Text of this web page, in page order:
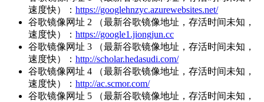
速度快）： https://googlehnzyc.azurewebsites.net/
谷歌镜像网址 2 （最新谷歌镜像地址，存活时间未知，
速度快）： https://google1.jiongjun.cc
谷歌镜像网址 3 （最新谷歌镜像地址，存活时间未知，
速度快）： http://scholar.hedasudi.com/
谷歌镜像网址 4 （最新谷歌镜像地址，存活时间未知，
速度快）： http://ac.scmor.com/
谷歌镜像网址 5 （最新谷歌镜像地址，存活时间未知，